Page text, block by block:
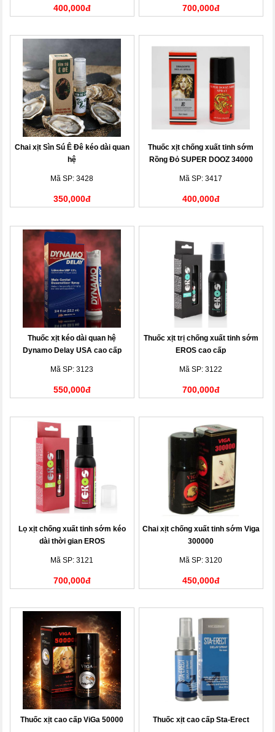
400,000đ 700,000đ
Chai xịt Sìn Sú Ê Đê kéo dài quan
hệ
Mã SP: 3428
350,000đ
Thuốc xịt chống xuất tinh sớm
Rồng Đỏ SUPER DOOZ 34000
Mã SP: 3417
400,000đ
Thuốc xịt kéo dài quan hệ
Dynamo Delay USA cao cấp
Mã SP: 3123
550,000đ
Thuốc xịt trị chống xuất tinh sớm
EROS cao cấp
Mã SP: 3122
700,000đ
Lọ xịt chống xuất tinh sớm kéo
dài thời gian EROS
Mã SP: 3121
700,000đ
Chai xịt chống xuất tinh sớm Viga
300000
Mã SP: 3120
450,000đ
Thuốc xịt cao cấp ViGa 50000 Thuốc xịt cao cấp Sta-Erect